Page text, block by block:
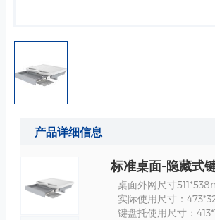
产品详细信息
桌面外网尺寸
实际使用尺寸：
键盘托使用尺寸：